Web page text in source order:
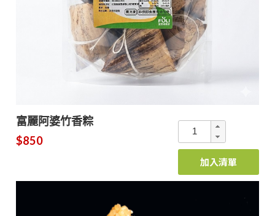
富麗阿婆竹香粽
$850
加入清單